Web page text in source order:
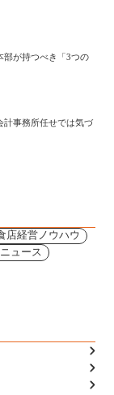
部が持つべき「3つの
計事務所任せでは気づ
店経営ノウハウ
ュース